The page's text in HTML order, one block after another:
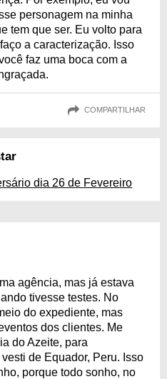
personagem na minha
tem que ser. Eu volto para
a caracterização. Isso
faz uma boca com a
COMPARTILHAR
dia 26 de Fevereiro
agência, mas já estava
tivesse testes. No
do expediente, mas
dos clientes. Me
do Azeite, para
de Equador, Peru. Isso
porque todo sonho, no